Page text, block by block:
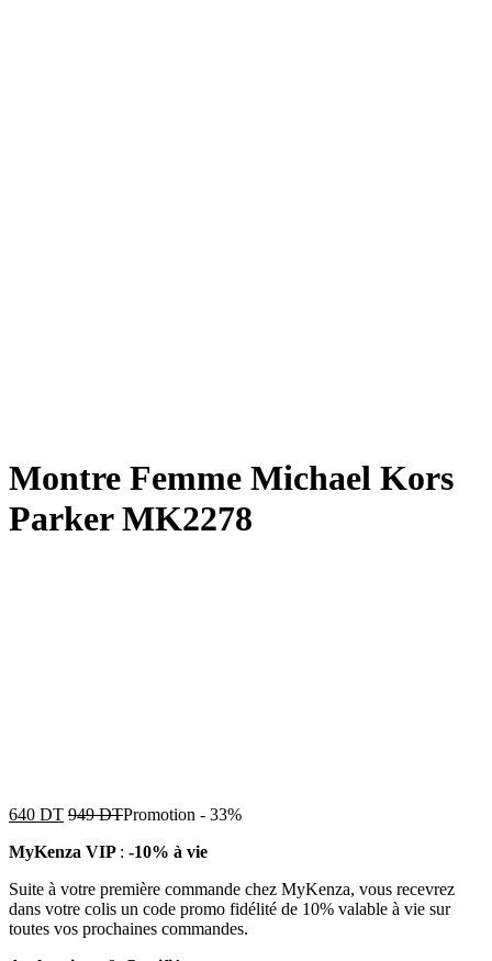
Montre Femme Michael Kors
Parker MK2278
640 DT 949DTPromotion - 33%
MyKenza VIP : -10% à vie
Suite à votre première commande chez MyKenza, vous recevrez
dans votre colis un code promo fidélité de 10% valable à vie sur
toutes vos prochaines commandes.